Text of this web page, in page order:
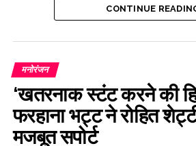
जन्मदिन साथ मनाते थे, रात के खाने पर मिलते
प्रदीप दादा हमेशा मौजूद रहते थे। हम घंटों
और खूब बातें करते थे। उनके साथ बिताया गया
में ताजा है।”
स्मृति ने कहा, ”प्रदीप रावत केवल अच्छे
अनुभवों से भरपूर इंसान भी थे। वह अक्सर अपने
जुड़े किस्से सुनाते थे, जिनसे बहुत कुछ सीखने
CONTINUE
मनोरंजन
‘खतरनाक स्टंट करने की
फरहाना भट्ट ने रोहित
मजबूत सपोर्ट